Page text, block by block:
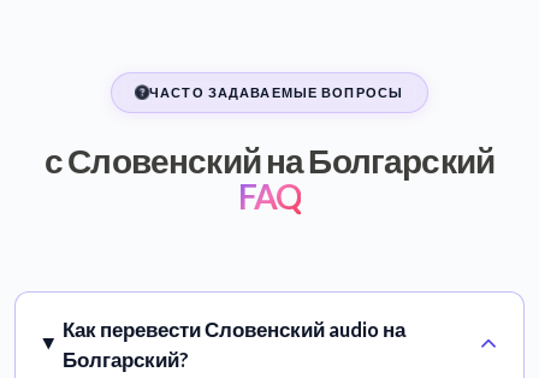
ЧАСТО ЗАДАВАЕМЫЕ ВОПРОСЫ
с Словенский на Болгарский
FAQ
Как перевести Словенский audio на
Болгарский?